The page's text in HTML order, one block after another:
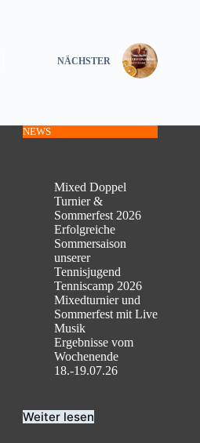
NÄCHSTER
NEWS
Mixed Doppel
Turnier &
Sommerfest 2026
Erfolgreiche
Sommersaison
unserer
Tennisjugend
Tenniscamp 2026
Mixedturnier und
Sommerfest mit Live
Musik
Ergebnisse vom
Wochenende
18.-19.07.26
Weiter lesen